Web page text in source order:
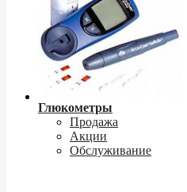
Глюкометры
Продажа
Акции
Обслуживание